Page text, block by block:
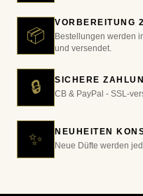
📦
VORBEREITUNG
Bestellungen werden
und versendet.
🔒 SICHERE
CB & PayPal - SSL-
✨ NEUHEITEN
Neue Düfte werden